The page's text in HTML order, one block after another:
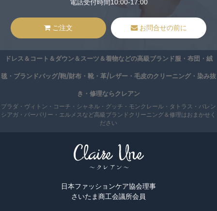
電話受付時間10:00-17:00
ご注文 お問合せの前に
ドレス＆コート＆ダウン＆スーツ＆着物などの高級ブランド服・布団・絨
毯・ブランドバッグ/鞄/財布・靴・革/レザー・毛皮のクリーニング・染み抜
き・修理ならクレアン
プラダ・ヴィトン・コーチ・シャネル・グッチ・モンクレール・タトラス・バレン
シアガ・バーバリー・エルメスなど高級ブランドクリーニング＆修理はおまかせく
ださい
日本ファッションケア協会理事
さいたま商工会議所会員